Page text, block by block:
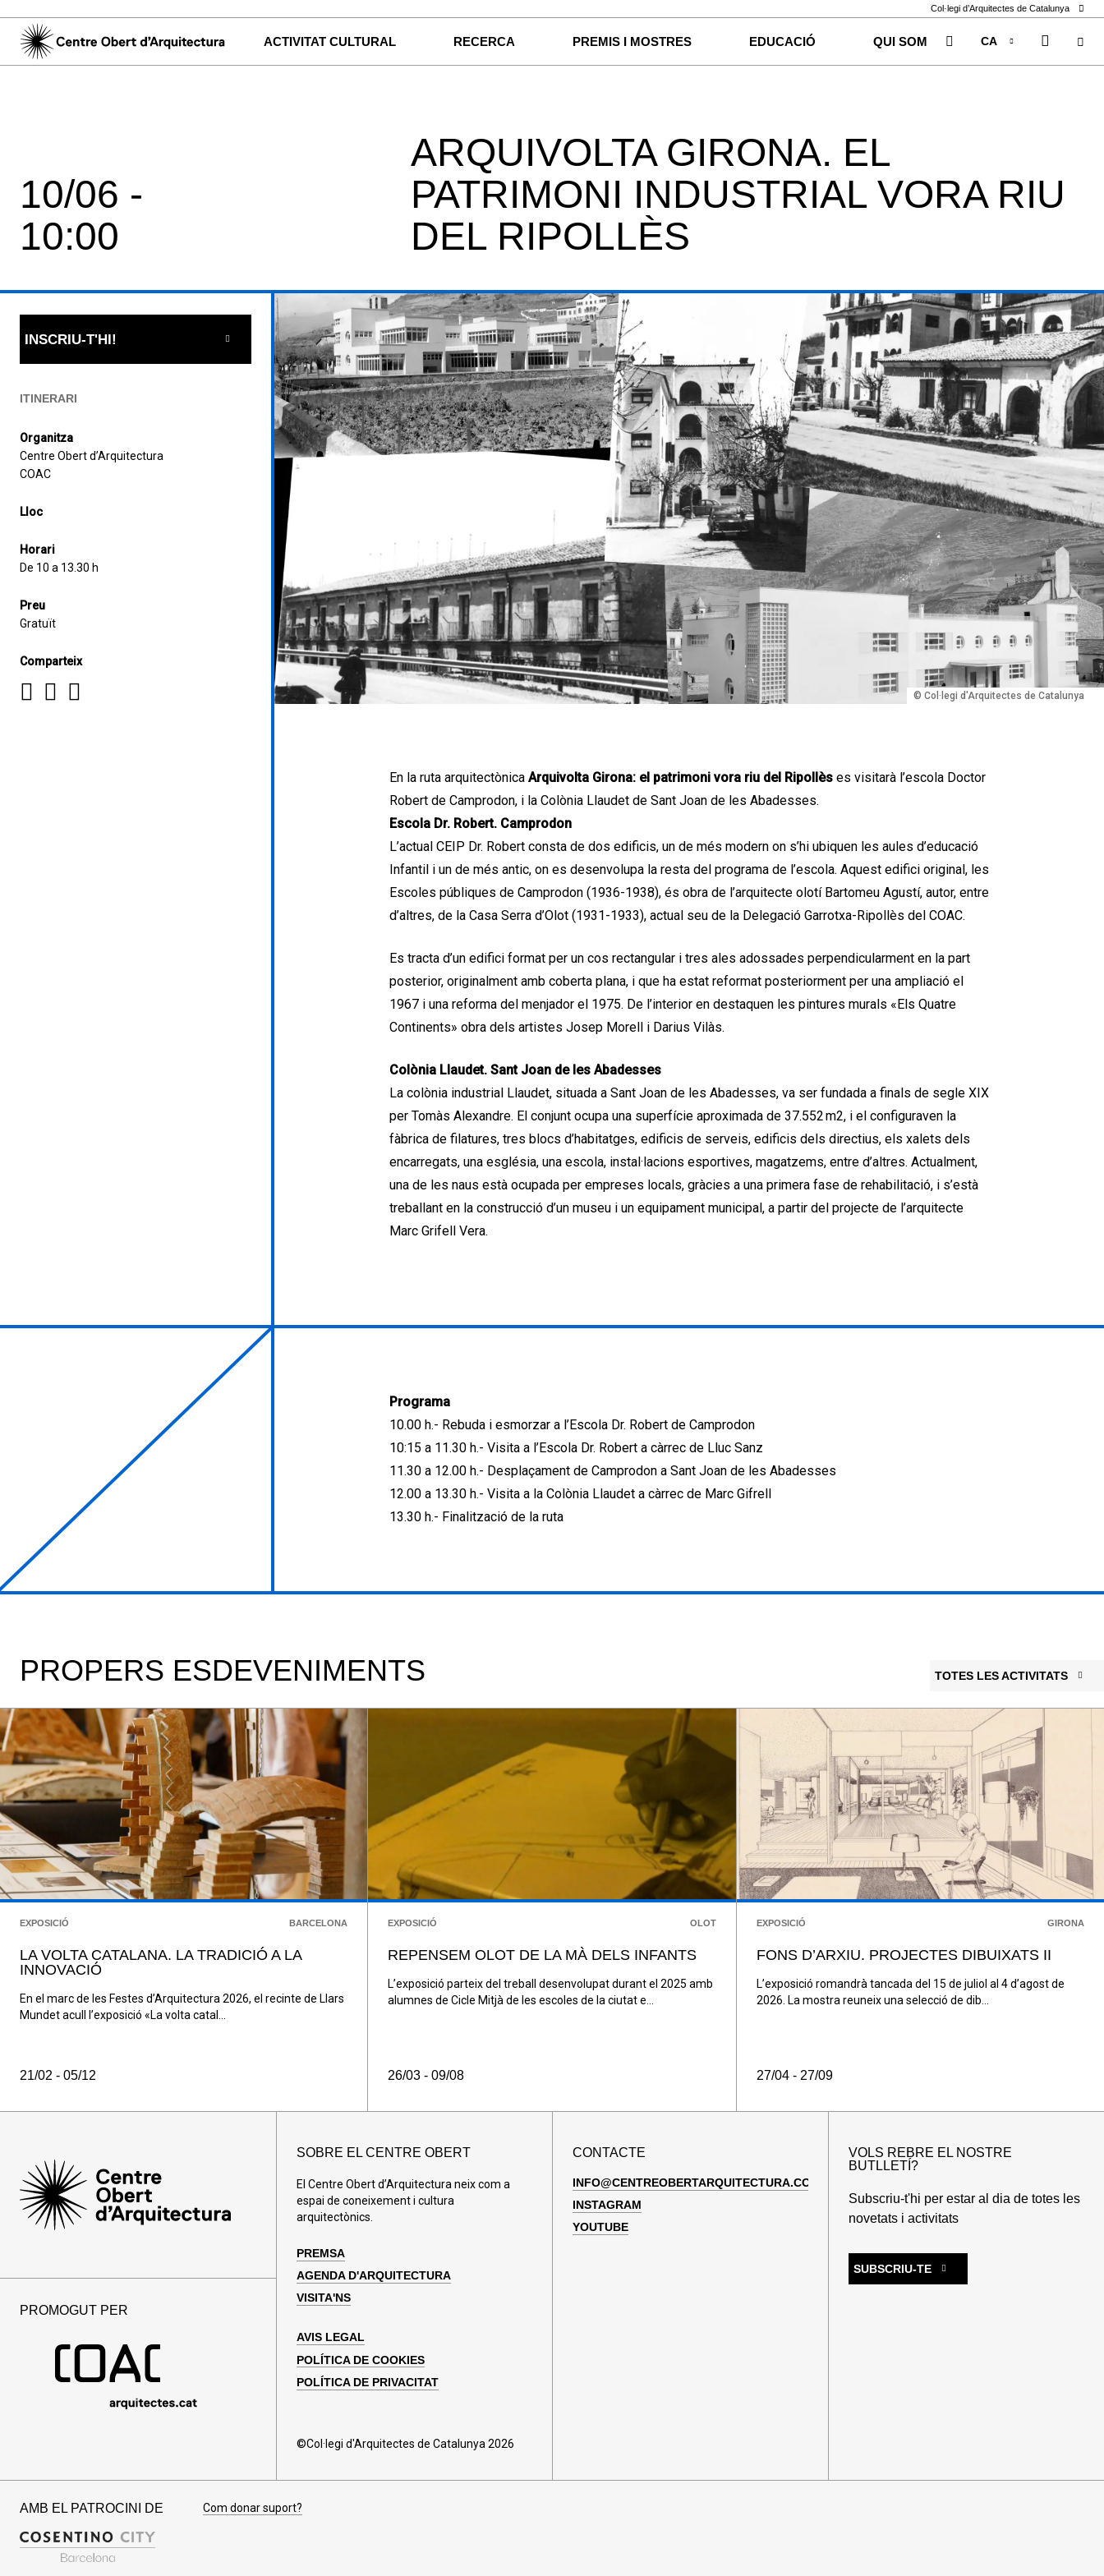
Col·legi d’Arquitectes de Catalunya
ACTIVITAT CULTURAL RECERCA PREMIS I MOSTRES EDUCACIÓ QUI SOM
CA
ES
10/06 -
10:00
ARQUIVOLTA GIRONA. EL
PATRIMONI INDUSTRIAL VORA RIU
DEL RIPOLLÈS
INSCRIU-T'HI!
ITINERARI
Organitza
Centre Obert d’Arquitectura
COAC
Lloc
Horari
De 10 a 13.30 h
Preu
Gratuït
Comparteix
© Col·legi d'Arquitectes de Catalunya
En la ruta arquitectònica Arquivolta Girona: el patrimoni vora riu del Ripollès es visitarà l’escola Doctor
Robert de Camprodon, i la Colònia Llaudet de Sant Joan de les Abadesses.
Escola Dr. Robert. Camprodon
L’actual CEIP Dr. Robert consta de dos edificis, un de més modern on s’hi ubiquen les aules d’educació
Infantil i un de més antic, on es desenvolupa la resta del programa de l’escola. Aquest edifici original, les
Escoles públiques de Camprodon (1936-1938), és obra de l’arquitecte olotí Bartomeu Agustí, autor, entre
d’altres, de la Casa Serra d’Olot (1931-1933), actual seu de la Delegació Garrotxa-Ripollès del COAC.
Es tracta d’un edifici format per un cos rectangular i tres ales adossades perpendicularment en la part
posterior, originalment amb coberta plana, i que ha estat reformat posteriorment per una ampliació el
1967 i una reforma del menjador el 1975. De l’interior en destaquen les pintures murals «Els Quatre
Continents» obra dels artistes Josep Morell i Darius Vilàs.
Colònia Llaudet. Sant Joan de les Abadesses
La colònia industrial Llaudet, situada a Sant Joan de les Abadesses, va ser fundada a finals de segle XIX
per Tomàs Alexandre. El conjunt ocupa una superfície aproximada de 37.552 m2, i el configuraven la
fàbrica de filatures, tres blocs d’habitatges, edificis de serveis, edificis dels directius, els xalets dels
encarregats, una església, una escola, instal·lacions esportives, magatzems, entre d’altres. Actualment,
una de les naus està ocupada per empreses locals, gràcies a una primera fase de rehabilitació, i s’està
treballant en la construcció d’un museu i un equipament municipal, a partir del projecte de l’arquitecte
Marc Grifell Vera.
Programa
10.00 h.- Rebuda i esmorzar a l’Escola Dr. Robert de Camprodon
10:15 a 11.30 h.- Visita a l’Escola Dr. Robert a càrrec de Lluc Sanz
11.30 a 12.00 h.- Desplaçament de Camprodon a Sant Joan de les Abadesses
12.00 a 13.30 h.- Visita a la Colònia Llaudet a càrrec de Marc Gifrell
13.30 h.- Finalització de la ruta
PROPERS ESDEVENIMENTS TOTES LES ACTIVITATS
EXPOSICIÓ BARCELONA
LA VOLTA CATALANA. LA TRADICIÓ A LA
INNOVACIÓ
En el marc de les Festes d’Arquitectura 2026, el recinte de Llars
Mundet acull l’exposició «La volta catal...
21/02 - 05/12
EXPOSICIÓ OLOT
REPENSEM OLOT DE LA MÀ DELS INFANTS
L’exposició parteix del treball desenvolupat durant el 2025 amb
alumnes de Cicle Mitjà de les escoles de la ciutat e...
26/03 - 09/08
EXPOSICIÓ GIRONA
FONS D’ARXIU. PROJECTES DIBUIXATS II
L’exposició romandrà tancada del 15 de juliol al 4 d’agost de
2026. La mostra reuneix una selecció de dib...
27/04 - 27/09
PROMOGUT PER
SOBRE EL CENTRE OBERT
El Centre Obert d’Arquitectura neix com a
espai de coneixement i cultura
arquitectònics.
PREMSA
AGENDA D'ARQUITECTURA
VISITA'NS
AVIS LEGAL
POLÍTICA DE COOKIES
POLÍTICA DE PRIVACITAT
©Col·legi d'Arquitectes de Catalunya 2026
CONTACTE
INFO@CENTREOBERTARQUITECTURA.COM
INSTAGRAM
YOUTUBE
VOLS REBRE EL NOSTRE
BUTLLETÍ?
Subscriu-t'hi per estar al dia de totes les
novetats i activitats
SUBSCRIU-TE
AMB EL PATROCINI DE Com donar suport?